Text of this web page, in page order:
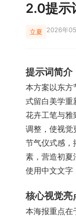
2.0提示
立夏 2026年
提示词简介
本方案以东方
式留白美学重
花卉工笔与雅
调整，使视觉
节气仪式感，
素，营造初夏
使用中文文字
核心视觉亮
本海报重点在